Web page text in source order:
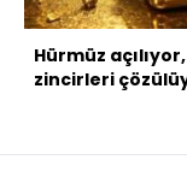
Hürmüz
zincirleri